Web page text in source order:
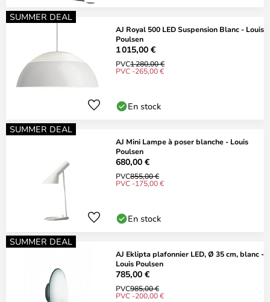
SUMMER DEAL
AJ Royal 500 LED Suspension Blanc - Louis
Poulsen
1 015,00 €
PVC1 280,00 €
PVC -265,00 €
En stock
SUMMER DEAL
AJ Mini Lampe à poser blanche - Louis
Poulsen
680,00 €
PVC855,00 €
PVC -175,00 €
En stock
SUMMER DEAL
AJ Eklipta plafonnier LED, Ø 35 cm, blanc -
Louis Poulsen
785,00 €
PVC985,00 €
PVC -200,00 €